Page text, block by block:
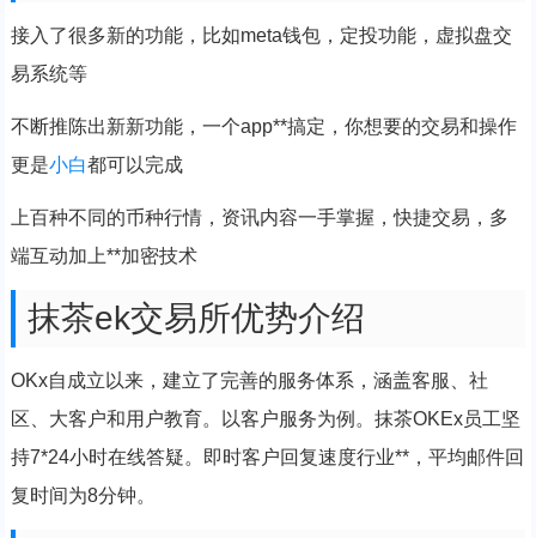
接入了很多新的功能，比如meta钱包，定投功能，虚拟盘交
易系统等
不断推陈出新新功能，一个app**搞定，你想要的交易和操作
更是小白都可以完成
上百种不同的币种行情，资讯内容一手掌握，快捷交易，多
端互动加上**加密技术
抹茶ek交易所优势介绍
OKx自成立以来，建立了完善的服务体系，涵盖客服、社
区、大客户和用户教育。以客户服务为例。抹茶OKEx员工坚
持7*24小时在线答疑。即时客户回复速度行业**，平均邮件回
复时间为8分钟。